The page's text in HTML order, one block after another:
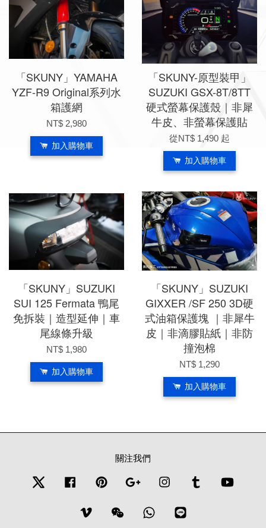
「SKUNY」YAMAHA
YZF-R9 Original系列水
箱護網
NT$ 2,980
加入購物車
「SKUNY-原型裝甲」
SUZUKI GSX-8T/8TT
硬式螢幕保護殼｜非犀
牛皮、非螢幕保護貼
從NT$ 1,490 起
加入購物車
「SKUNY」SUZUKI
SUI 125 Fermata 鴨尾
免拆裝｜造型延伸｜車
尾線條升級
NT$ 1,980
加入購物車
「SKUNY」SUZUKI
GIXXER /SF 250 3D硬
式油箱保護塊 ｜非犀牛
皮｜非滴膠貼紙｜非防
撞泡棉
NT$ 1,290
加入購物車
關注我們
Twitter Facebook Pinterest Google Instagram Tumblr
Vimeo Wechat Whatsapp